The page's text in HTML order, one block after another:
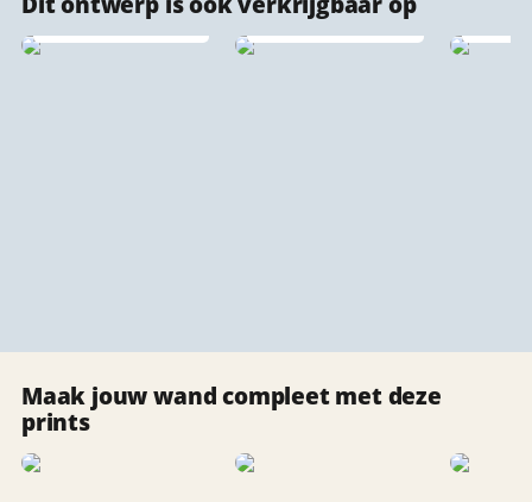
Maak jouw wand compleet met deze
prints